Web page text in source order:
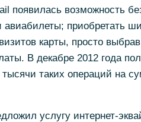
появилась возможность
приобретать
карты, просто
В декабре 2012 года
тысячи таких операций на
услугу интернет-